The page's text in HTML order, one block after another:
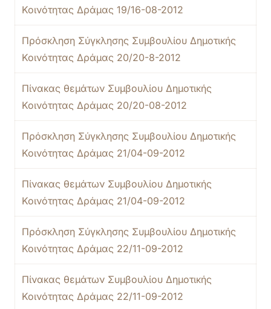
Κοινότητας Δράμας 19/16-08-2012
Πρόσκληση Σύγκλησης Συμβουλίου Δημοτικής
Κοινότητας Δράμας 20/20-8-2012
Πίνακας θεμάτων Συμβουλίου Δημοτικής
Κοινότητας Δράμας 20/20-08-2012
Πρόσκληση Σύγκλησης Συμβουλίου Δημοτικής
Κοινότητας Δράμας 21/04-09-2012
Πίνακας θεμάτων Συμβουλίου Δημοτικής
Κοινότητας Δράμας 21/04-09-2012
Πρόσκληση Σύγκλησης Συμβουλίου Δημοτικής
Κοινότητας Δράμας 22/11-09-2012
Πίνακας θεμάτων Συμβουλίου Δημοτικής
Κοινότητας Δράμας 22/11-09-2012